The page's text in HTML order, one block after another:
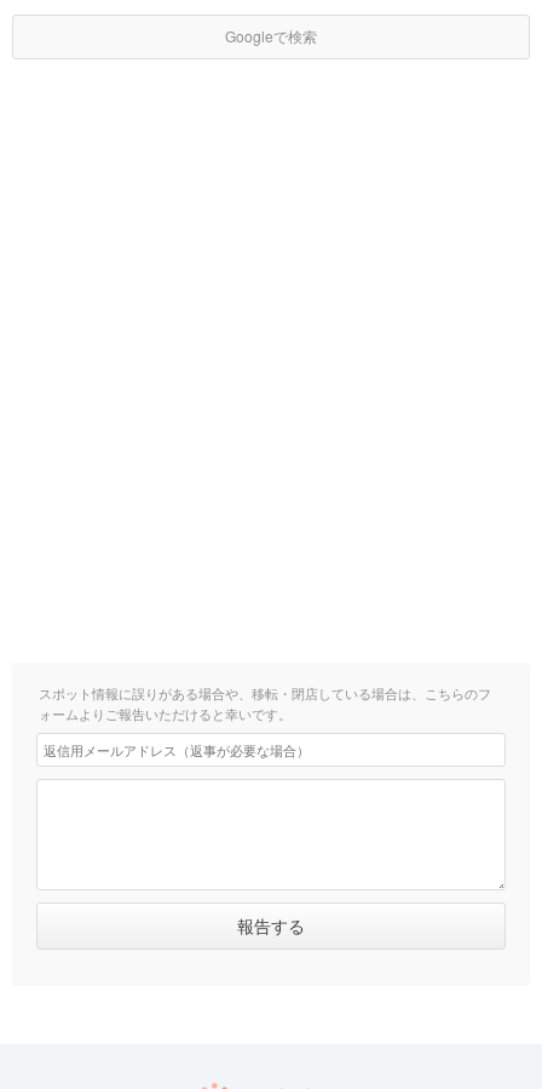
Googleで検索
スポット情報に誤りがある場合や、移転・閉店している場合は、こちらのフ
ォームよりご報告いただけると幸いです。